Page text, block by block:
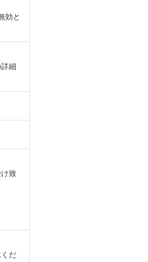
効と
細
致
だ